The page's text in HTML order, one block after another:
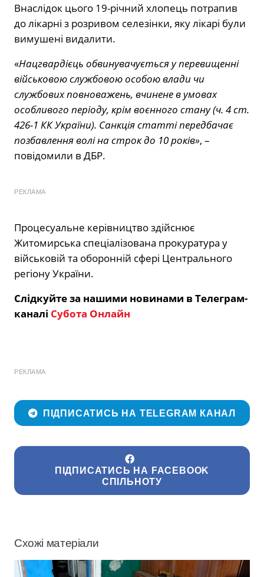
Внаслідок цього 19-річний хлопець потрапив
до лікарні з розривом селезінки, яку лікарі були
вимушені видалити.
«Нацгвардієць обвинувачується у перевищенні
військовою службовою особою влади чи
службових повноважень, вчинене в умовах
особливого періоду, крім воєнного стану (ч. 4 ст.
426-1 КК України). Санкція статті передбачає
позбавлення волі на строк до 10 років», –
повідомили в ДБР.
РЕКЛАМА
Процесуальне керівництво здійснює
Житомирська спеціалізована прокуратура у
військовій та оборонній сфері Центрального
регіону України.
Слідкуйте за нашими новинами в Телеграм-
каналі Субота Онлайн
РЕКЛАМА
ПІДПИСАТИСЬ НА TELEGRAM КАНАЛ
ПІДПИСАТИСЬ НА FACEBOOK
СПІЛЬНОТУ
Схожі матеріали